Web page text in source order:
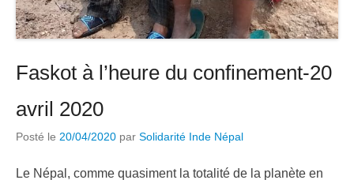
Faskot à l’heure du confinement-20
avril 2020
Posté le 20/04/2020 par Solidarité Inde Népal
Le Népal, comme quasiment la totalité de la planète en